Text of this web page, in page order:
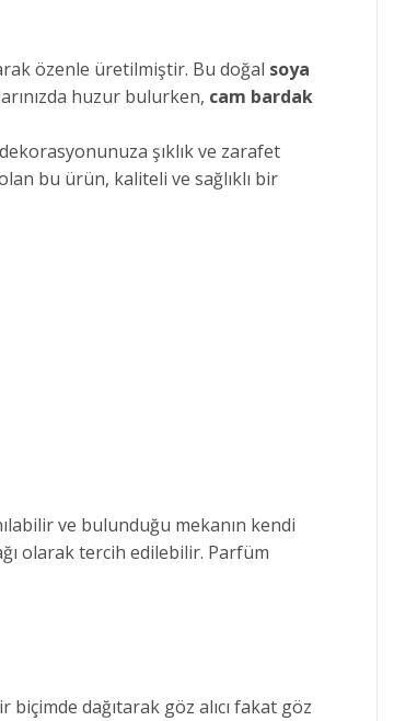
özenle üretilmiştir. Bu doğal soya
huzur bulurken, cam bardak
şıklık ve zarafet
bu ürün, kaliteli ve sağlıklı bir
ve bulunduğu mekanın kendi
olarak tercih edilebilir. Parfüm
dağıtarak göz alıcı fakat göz